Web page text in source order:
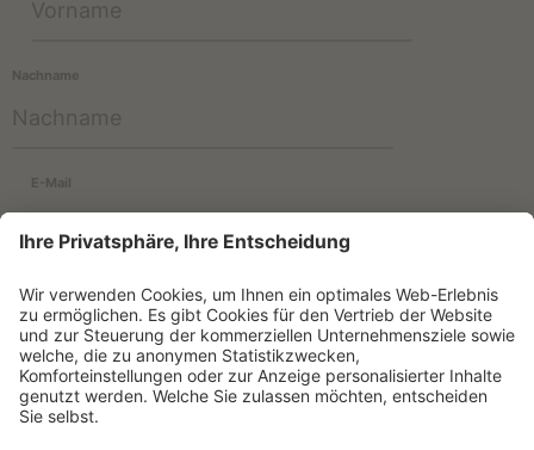
Nachname
E-Mail
Informationen zur Verwendung der Daten befinden sich in der
Datenschutzerklärung.
NEWSLETTER ABONNIEREN